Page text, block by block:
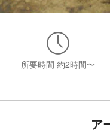
所要時間 約2時間〜
ア